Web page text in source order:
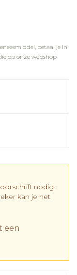
betaal je in
op onze webshop
nodig.
kan je het
een